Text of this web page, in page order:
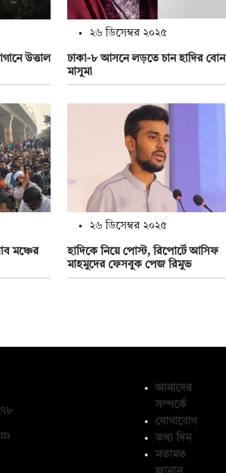
উত্তাল
২৬ ডিসেম্বর ২০২৫
ঢাকা-৮ আসনে লড়তে চান হাদির বোন
মাসুমা
মঞ্চের
২৬ ডিসেম্বর ২০২৫
হাদিকে নিয়ে পোস্ট, রিপোর্টে আসিফ
মাহমুদের ফেসবুক পেজ রিমুভ
আমাদের
সম্পর্কে
যোগাযোগ
তথ্য দিন
মতামত